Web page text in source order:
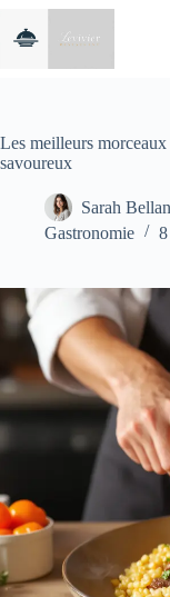
contenu
Les meilleurs
savoureux
Sarah
Gastronomie